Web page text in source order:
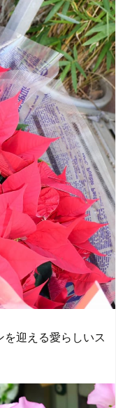
を迎える愛らしいス